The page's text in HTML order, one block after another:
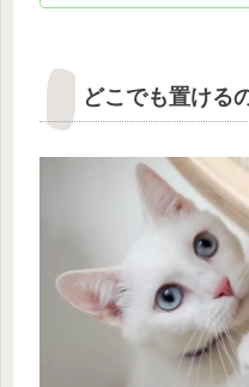
どこでも置ける